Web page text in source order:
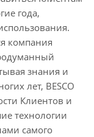
года,
компания
знания и
лет, BESCO
Клиентов и
технологии
самого